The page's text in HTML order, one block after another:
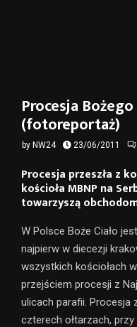
Procesja
(fotoreportaż)
by NW24 23/06/2011
Procesja przeszła z
kościoła MBNP na
towarzyszą
W Polsce Boże Ciało
najpierw w diecezji
wszystkich kościołach
przejściem procesji z
ulicach parafii. Procesja
czterech ołtarzach,